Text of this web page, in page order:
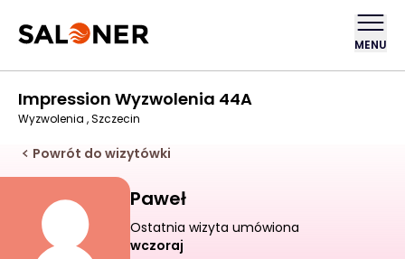
MENU
Impression Wyzwolenia 44A
Wyzwolenia , Szczecin
Powrót do wizytówki
Paweł
Ostatnia wizyta umówiona
wczoraj